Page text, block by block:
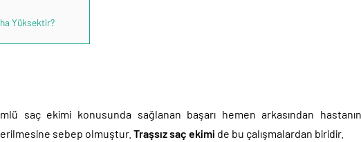
Yüksektir?
saç ekimi konusunda sağlanan başarı hemen arkasından hastanın
sebep olmuştur. Traşsız saç ekimi de bu çalışmalardan biridir.